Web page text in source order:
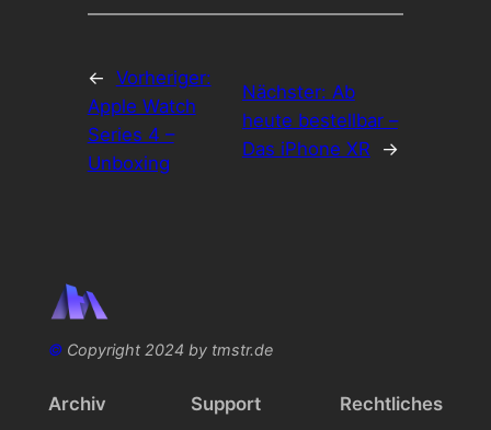
← Vorheriger:
Apple Watch
Series 4 –
Unboxing
Nächster: Ab
heute bestellbar –
Das iPhone XR
→
©Copyright 2024 by tmstr.de
Archiv Support Rechtliches